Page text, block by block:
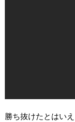
勝ち抜けたとはい